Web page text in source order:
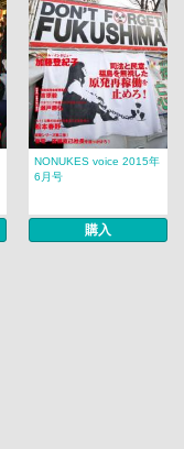
NONUKES voice 2015年
6月号
購入